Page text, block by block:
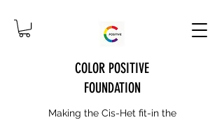
COLOR POSITIVE
FOUNDATION
Making the Cis-Het fit-in the